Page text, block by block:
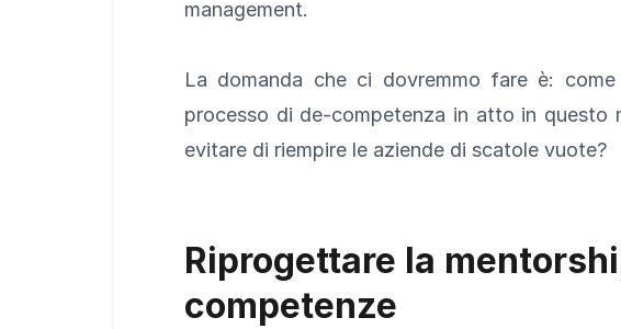
management.
La domanda che ci dovremmo fare è:
processo di de-competenza in atto in questo
evitare di riempire le aziende di scatole vuote?
Riprogettare la
competenze